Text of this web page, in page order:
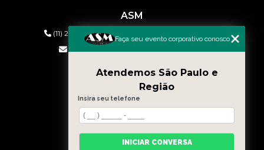
ASM
(11) 2626-2019 (11) 99577-9954
eventos@asmaudiovisual.com.br
MENU
HOME
QUEM SOMOS
SERVIÇOS
CONTATO
BLOG
Faça seu evento corporativo conosco
Atendemos São Paulo e
Região
Insira seu telefone
INICIAR CONVERSA